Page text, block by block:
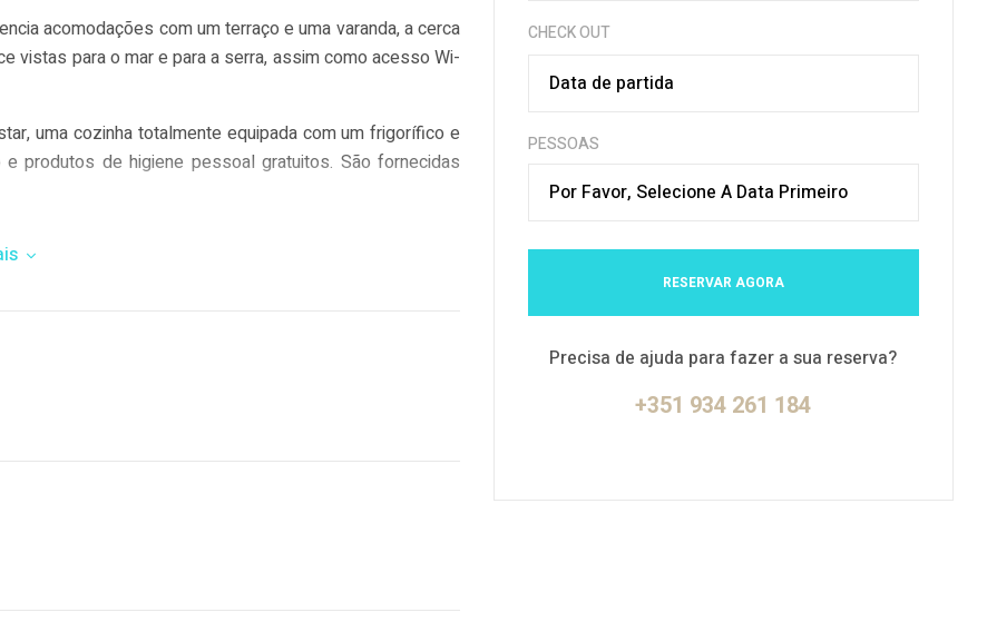
acomodações com um terraço e uma varanda, a cerca
vistas para o mar e para a serra, assim como acesso Wi-
uma cozinha totalmente equipada com um frigorífico e
produtos de higiene pessoal gratuitos. São fornecidas
com comentários independentes.
CHECK OUT
PESSOAS
Por Favor, Selecione A Data Primeiro
RESERVAR AGORA
Precisa de ajuda para fazer a sua reserva?
+351 934 261 184